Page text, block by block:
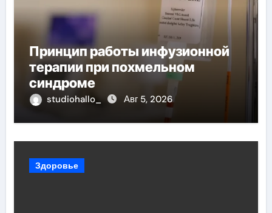
Принцип работы инфузионной
терапии при похмельном
синдроме
studiohallo_ Авг 5, 2026
Здоровье